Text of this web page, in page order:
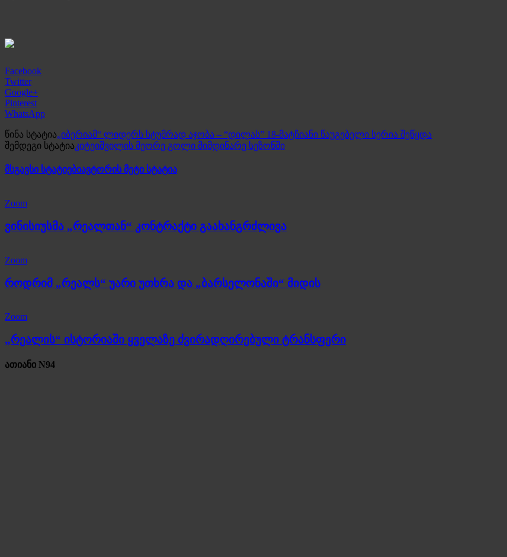
Facebook
Twitter
Google+
Pinterest
WhatsApp
წინა სტატია„იბერიამ“ ლიდერს სტუმრად აჯობა – “დილას” 18-მატჩიანი წაუგებელი სერია შეწყდა
შემდეგი სტატიაკიტეიშვილის მეორე გოლი მიმდინარე სეზონში
მსგავსი სტატიებიავტორის მეტი სტატია
Zoom
ვინისიუსმა „რეალთან“ კონტრაქტი გაახანგრძლივა
Zoom
როდრიმ „რეალს“ უარი უთხრა და „ბარსელონაში“ მიდის
Zoom
„რეალის“ ისტორიაში ყველაზე ძვირადღირებული ტრანსფერი
ათიანი N94